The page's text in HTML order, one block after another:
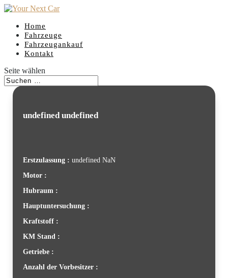
Home
Fahrzeuge
Fahrzeugankauf
Kontakt
Seite wählen
undefined undefined
Erstzulassung : undefined NaN
Motor :
Hubraum :
Hauptuntersuchung :
Kraftstoff :
KM Stand :
Getriebe :
Anzahl der Vorbesitzer :